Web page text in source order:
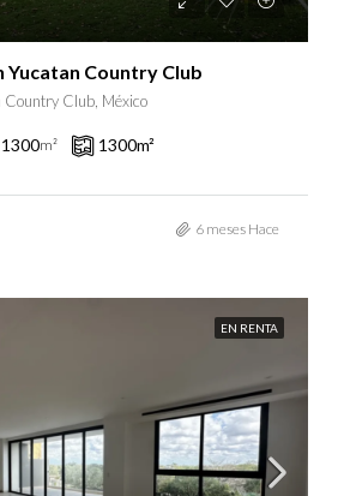
Yucatan Country Club
Club, México
1300m² 1300m²
6 meses Hace
EN RENTA